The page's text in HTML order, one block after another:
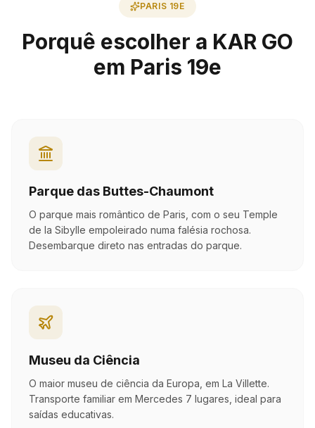
PARIS 19E
Porquê escolher a KAR GO
em Paris 19e
Parque das Buttes-Chaumont
O parque mais romântico de Paris, com o seu Temple
de la Sibylle empoleirado numa falésia rochosa.
Desembarque direto nas entradas do parque.
Museu da Ciência
O maior museu de ciência da Europa, em La Villette.
Transporte familiar em Mercedes 7 lugares, ideal para
saídas educativas.